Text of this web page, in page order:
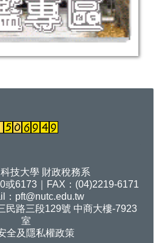
技大學 財政稅務系
或6173｜FAX：(04)2219-6171
： pft@nutc.edu.tw
民路三段129號 中商大樓-7923
室
全及隱私權政策